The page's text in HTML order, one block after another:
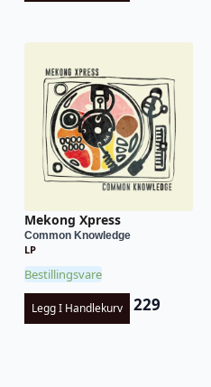
Mekong Xpress
Common Knowledge
LP
Bestillingsvare
Legg I Handlekurv 229